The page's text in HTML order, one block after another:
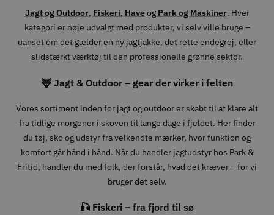
Jagt og Outdoor, Fiskeri, Haveog Park og Maskiner. Hver
kategori er nøje udvalgt med produkter, vi selv ville bruge –
uanset om det gælder en ny jagtjakke, det rette endegrej, eller
slidstærkt værktøj til den professionelle grønne sektor.
🦌 Jagt & Outdoor – gear der virker i felten
Vores sortiment inden for jagt og outdoor er skabt til at klare alt
fra tidlige morgener i skoven til lange dage i fjeldet. Her finder
du tøj, sko og udstyr fra velkendte mærker, hvor funktion og
komfort går hånd i hånd. Når du handler jagtudstyr hos Park &
Fritid, handler du med folk, der forstår, hvad det kræver – for vi
bruger det selv.
🎣 Fiskeri – fra fjord til sø